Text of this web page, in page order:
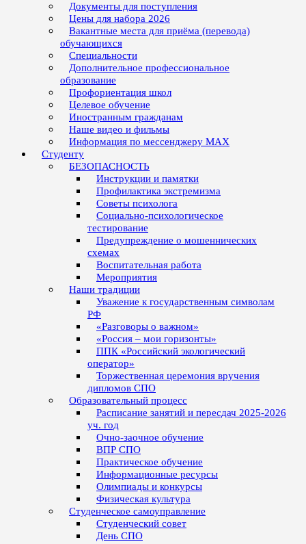
Документы для поступления
Цены для набора 2026
Вакантные места для приёма (перевода)
обучающихся
Специальности
Дополнительное профессиональное
образование
Профориентация школ
Целевое обучение
Иностранным гражданам
Наше видео и фильмы
Информация по мессенджеру MAX
Студенту
БЕЗОПАСНОСТЬ
Инструкции и памятки
Профилактика экстремизма
Советы психолога
Социально-психологическое
тестирование
Предупреждение о мошеннических
схемах
Воспитательная работа
Мероприятия
Наши традиции
Уважение к государственным символам
РФ
«Разговоры о важном»
«Россия – мои горизонты»
ППК «Российский экологический
оператор»
Торжественная церемония вручения
дипломов СПО
Образовательный процесс
Расписание занятий и пересдач 2025-2026
уч. год
Очно-заочное обучение
ВПР СПО
Практическое обучение
Информационные ресурсы
Олимпиады и конкурсы
Физическая культура
Студенческое самоуправление
Студенческий совет
День СПО